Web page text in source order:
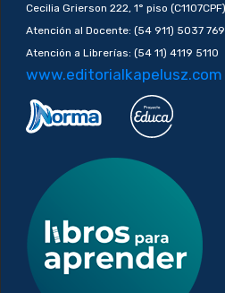
Cecilia Grierson 222, 1° piso
Atención al Docente: (54 911) 5037
Atención a Librerías: (54 11) 4119 5110
www.editorialkapelusz.com